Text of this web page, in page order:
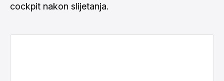
cockpit nakon slijetanja.